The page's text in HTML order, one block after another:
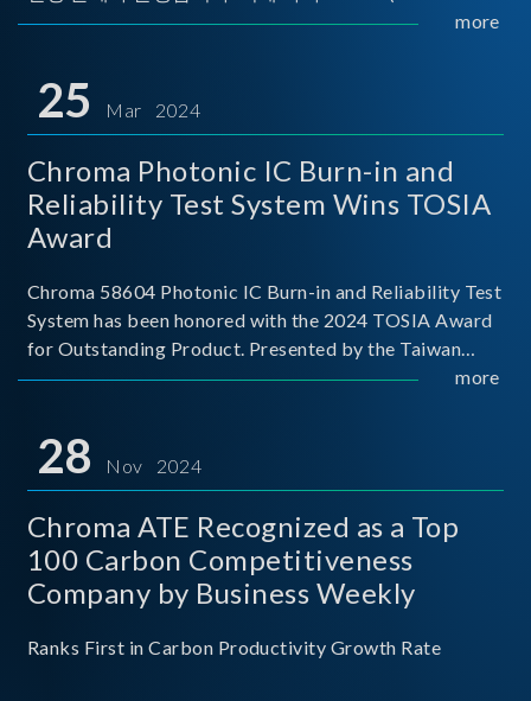
Implementers Forum)는 USB Power Delivery(PD) 전력
서는 USB PD를 지원하는 다양한 제품들이 출시되고 있
습니다. 스마트폰, 디지털 카메라, 모바일 기기, 외장 스토
리지, 노트북, 디스플레이 등에서 하나의
more
25 Mar 2024
Chroma Photonic IC Burn-in and
Reliability Test System Wins TOSIA
Award
Chroma 58604 Photonic IC Burn-in and Reliability Test
System has been honored with the 2024 TOSIA Award
for Outstanding Product. Presented by the Taiwan
Optoelectronic and Semiconductor Industry
for thei
more
28 Nov 2024
Chroma ATE Recognized as a Top
100 Carbon Competitiveness
Company by Business Weekly
Ranks First in Carbon Productivity Growth Rate